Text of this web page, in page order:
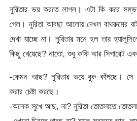
নুরিতার ভয় করতে লাগল। এটা কি করে
গেল। নুরিতা আবছা আলোয় দেখল বাথরুমের
দেখা যাচ্ছে না। নুরিতার মনে হল তার
কিছু খেয়েছে? নাতো, শুধু কফি আর সিগারেট এক
-কেমন আছ? নুরিতার ভয়ে বুক কাঁপছে। সে
করার চেষ্টা করছে।
-অনেক সুখে আছ, না? নুরিতা তোতলাতে